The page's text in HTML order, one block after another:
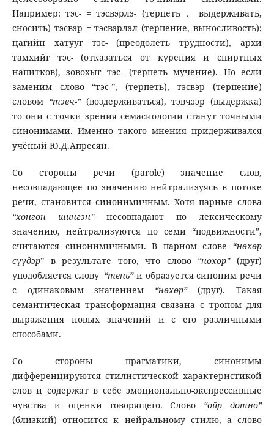
Например: тэс- = тэсвэрлэ- (терпеть， выдерживать,
сносить) тэсвэр = тэсвэрлэл (терпение, выносливость);
цагийн хатууг тэс- (преодолеть трудности), архи
тамхийг тэс- (отказаться от курения и спиртных
напитков), зовохыг тэс- (терпеть мучение). Но если
заменим слово “тэс-”, (терпеть), тэсвэр (терпение)
словом “тэвч-” (воздерживаться), тэвчээр (выдержка)
то они с точки зрения семасиологии станут точными
синонимами. Именно такого мнения придерживался
учёный Ю.Д.Апресян.
Со стороны речи (parole) значение слов,
несовпадающее по значению нейтрализуясь в потоке
речи, становится синонимичным. Хотя парные слова
“хөнгөн шингэн”несовпадают по лексическому
значению, нейтрализуются по семи “подвижности”,
считаются синонимичными. В парном слове “нөхөр
сүүдэр” в результате того, что слово “нөхөр”(друг)
уподобляется слову “тень”и образуется синоним речи
с одинаковым значением “нөхөр”(друг). Такая
семантическая трансформация связана с тропом для
выражения новых значений и с его различными
способами.
Со стороны прагматики, синонимы
дифференцируются стилистической характеристикой
слов и содержат в себе эмоционально-экспрессивные
чувства и оценки говорящего. Слово “oйpдотно”
(близкий) относится к нейральному стилю, а слово